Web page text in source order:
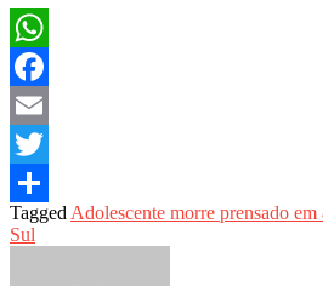
WhatsApp
Facebook
Email
Twitter
Share
Tagged Adolescente morre prensado
Sul